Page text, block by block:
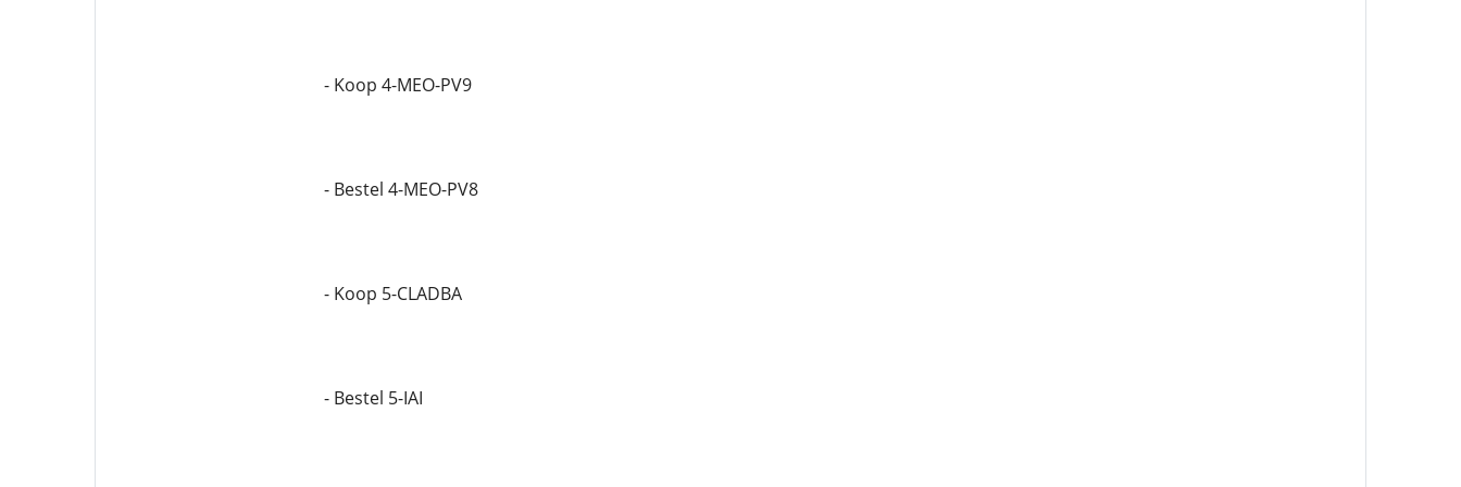
- Koop 4-MEO-PV9
- Bestel 4-MEO-PV8
- Koop 5-CLADBA
- Bestel 5-IAI